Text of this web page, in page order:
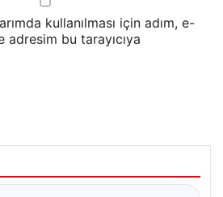
kullanılması için adım, e-
bu tarayıcıya